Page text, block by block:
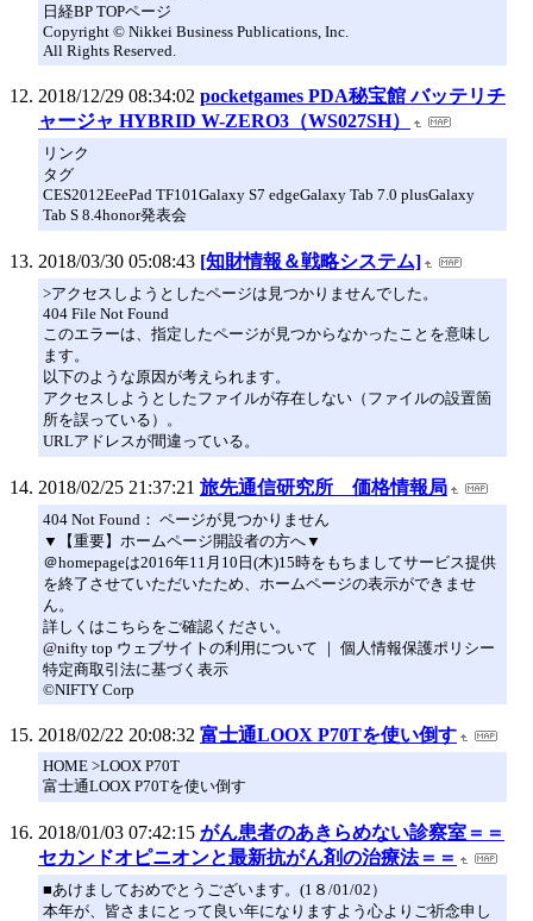
日経BP TOPページ
Copyright © Nikkei Business Publications, Inc.
All Rights Reserved.
2018/12/29 08:34:02 pocketgames PDA秘宝館 バッテリチ
ャージャ HYBRID W-ZERO3（WS027SH）
リンク
タグ
CES2012EeePad TF101Galaxy S7 edgeGalaxy Tab 7.0 plusGalaxy
Tab S 8.4honor発表会
2018/03/30 05:08:43 [知財情報＆戦略システム]
>アクセスしようとしたページは見つかりませんでした。
404 File Not Found
このエラーは、指定したページが見つからなかったことを意味し
ます。
以下のような原因が考えられます。
アクセスしようとしたファイルが存在しない（ファイルの設置箇
所を誤っている）。
URLアドレスが間違っている。
2018/02/25 21:37:21 旅先通信研究所 価格情報局
404 Not Found： ページが見つかりません
▼【重要】ホームページ開設者の方へ▼
＠homepageは2016年11月10日(木)15時をもちましてサービス提供
を終了させていただいたため、ホームページの表示ができませ
ん。
詳しくはこちらをご確認ください。
@nifty top ウェブサイトの利用について ｜ 個人情報保護ポリシー
特定商取引法に基づく表示
©NIFTY Corp
2018/02/22 20:08:32 富士通LOOX P70Tを使い倒す
HOME >LOOX P70T
富士通LOOX P70Tを使い倒す
2018/01/03 07:42:15 がん患者のあきらめない診察室＝＝
セカンドオピニオンと最新抗がん剤の治療法＝＝
■あけましておめでとうございます。(1８/01/02）
本年が、皆さまにとって良い年になりますよう心よりご祈念申し